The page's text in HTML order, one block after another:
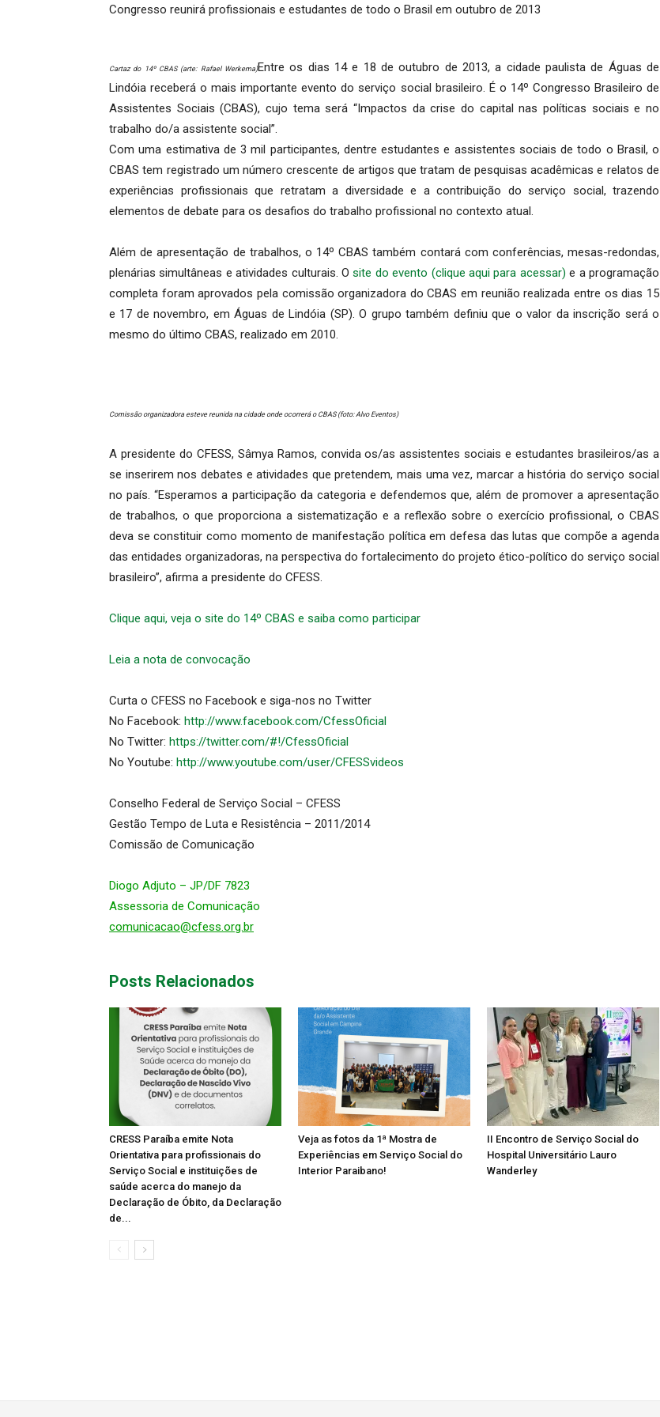
Congresso reunirá profissionais e estudantes de todo o Brasil em outubro de 2013
Cartaz do 14º CBAS (arte: Rafael Werkema)Entre os dias 14 e 18 de outubro de 2013, a cidade paulista de Águas de
Lindóia receberá o mais importante evento do serviço social brasileiro. É o 14º Congresso Brasileiro de
Assistentes Sociais (CBAS), cujo tema será “Impactos da crise do capital nas políticas sociais e no
trabalho do/a assistente social”.
Com uma estimativa de 3 mil participantes, dentre estudantes e assistentes sociais de todo o Brasil, o
CBAS tem registrado um número crescente de artigos que tratam de pesquisas acadêmicas e relatos de
experiências profissionais que retratam a diversidade e a contribuição do serviço social, trazendo
elementos de debate para os desafios do trabalho profissional no contexto atual.
Além de apresentação de trabalhos, o 14º CBAS também contará com conferências, mesas-redondas,
plenárias simultâneas e atividades culturais. Osite do evento (clique aqui para acessar) e a programação
completa foram aprovados pela comissão organizadora do CBAS em reunião realizada entre os dias 15
e 17 de novembro, em Águas de Lindóia (SP). O grupo também definiu que o valor da inscrição será o
mesmo do último CBAS, realizado em 2010.
Comissão organizadora esteve reunida na cidade onde ocorrerá o CBAS (foto: Alvo Eventos)
A presidente do CFESS, Sâmya Ramos, convida os/as assistentes sociais e estudantes brasileiros/as a
se inserirem nos debates e atividades que pretendem, mais uma vez, marcar a história do serviço social
no país. “Esperamos a participação da categoria e defendemos que, além de promover a apresentação
de trabalhos, o que proporciona a sistematização e a reflexão sobre o exercício profissional, o CBAS
deva se constituir como momento de manifestação política em defesa das lutas que compõe a agenda
das entidades organizadoras, na perspectiva do fortalecimento do projeto ético-político do serviço social
brasileiro”, afirma a presidente do CFESS.
Clique aqui, veja o site do 14º CBAS e saiba como participar
Leia a nota de convocação
Curta o CFESS no Facebook e siga-nos no Twitter
No Facebook: http://www.facebook.com/CfessOficial
No Twitter: https://twitter.com/#!/CfessOficial
No Youtube: http://www.youtube.com/user/CFESSvideos
Conselho Federal de Serviço Social – CFESS
Gestão Tempo de Luta e Resistência – 2011/2014
Comissão de Comunicação
Diogo Adjuto – JP/DF 7823
Assessoria de Comunicação
comunicacao@cfess.org.br
Posts Relacionados
CRESS Paraíba emite Nota
Orientativa para profissionais do
Serviço Social e instituições de
saúde acerca do manejo da
Declaração de Óbito, da Declaração
de...
Veja as fotos da 1ª Mostra de
Experiências em Serviço Social do
Interior Paraibano!
II Encontro de Serviço Social do
Hospital Universitário Lauro
Wanderley